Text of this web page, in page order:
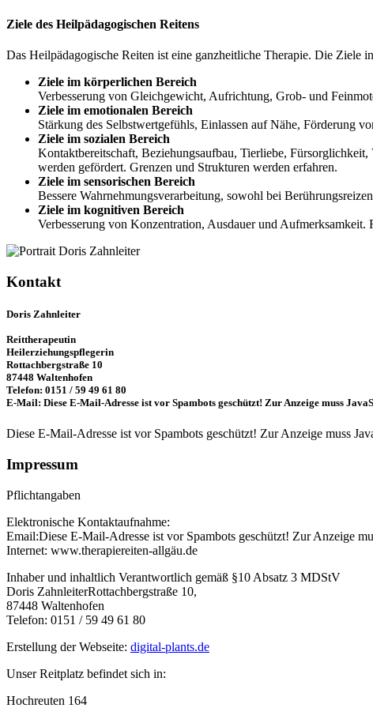
Ziele des Heilpädagogischen Reitens
Das Heilpädagogische Reiten ist eine ganzheitliche Therapie. Die Ziele
Ziele im körperlichen Bereich
Verbesserung von Gleichgewicht, Aufrichtung, Grob- und
Ziele im emotionalen Bereich
Stärkung des Selbstwertgefühls, Einlassen auf Nähe, Förderung
Ziele im sozialen Bereich
Kontaktbereitschaft, Beziehungsaufbau, Tierliebe,
werden gefördert. Grenzen und Strukturen werden erfahren.
Ziele im sensorischen Bereich
Bessere Wahrnehmungsverarbeitung, sowohl bei
Ziele im kognitiven Bereich
Verbesserung von Konzentration, Ausdauer und
Kontakt
Doris Zahnleiter
Reittherapeutin
Heilerziehungspflegerin
Rottachbergstraße 10
87448 Waltenhofen
Telefon: 0151 / 59 49 61 80
E-Mail: Diese E-Mail-Adresse ist vor Spambots geschützt! Zur Anzeige muss
Diese E-Mail-Adresse ist vor Spambots geschützt! Zur Anzeige muss
Impressum
Pflichtangaben
Elektronische Kontaktaufnahme:
Email:Diese E-Mail-Adresse ist vor Spambots geschützt! Zur Anzeige
Internet: www.therapiereiten-allgäu.de
Inhaber und inhaltlich Verantwortlich gemäß §10 Absatz 3 MDStV
Doris ZahnleiterRottachbergstraße 10,
87448 Waltenhofen
Telefon: 0151 / 59 49 61 80
Erstellung der Webseite: digital-plants.de
Unser Reitplatz befindet sich in:
Hochreuten 164